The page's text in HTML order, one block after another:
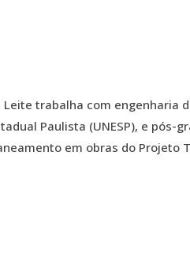
Leite trabalha com engenharia
Paulista (UNESP), e pós-
em obras do Projeto